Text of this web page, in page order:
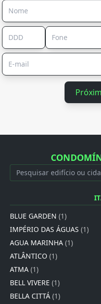
BLUE GARDEN (1)
IMPÉRIO DAS ÁGUAS (1)
AGUA MARINHA (1)
ATLÂNTICO (1)
ATMA (1)
BELL VIVERE (1)
BELLA CITTÁ (1)